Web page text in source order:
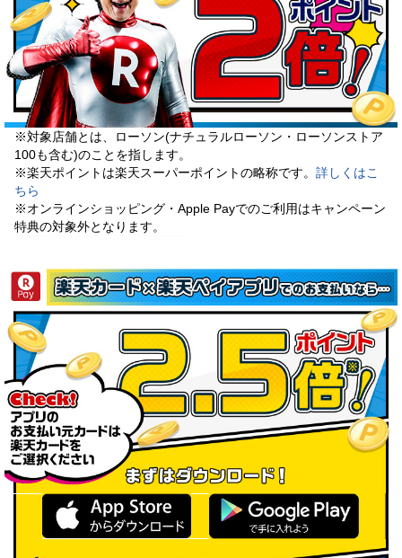
※対象店舗とは、ローソン(ナチュラルローソン・ローソンストア
100も含む)のことを指します。
※楽天ポイントは楽天スーパーポイントの略称です。 詳しくはこ
ちら
※オンラインショッピング・Apple Payでのご利用はキャンペーン
特典の対象外となります。